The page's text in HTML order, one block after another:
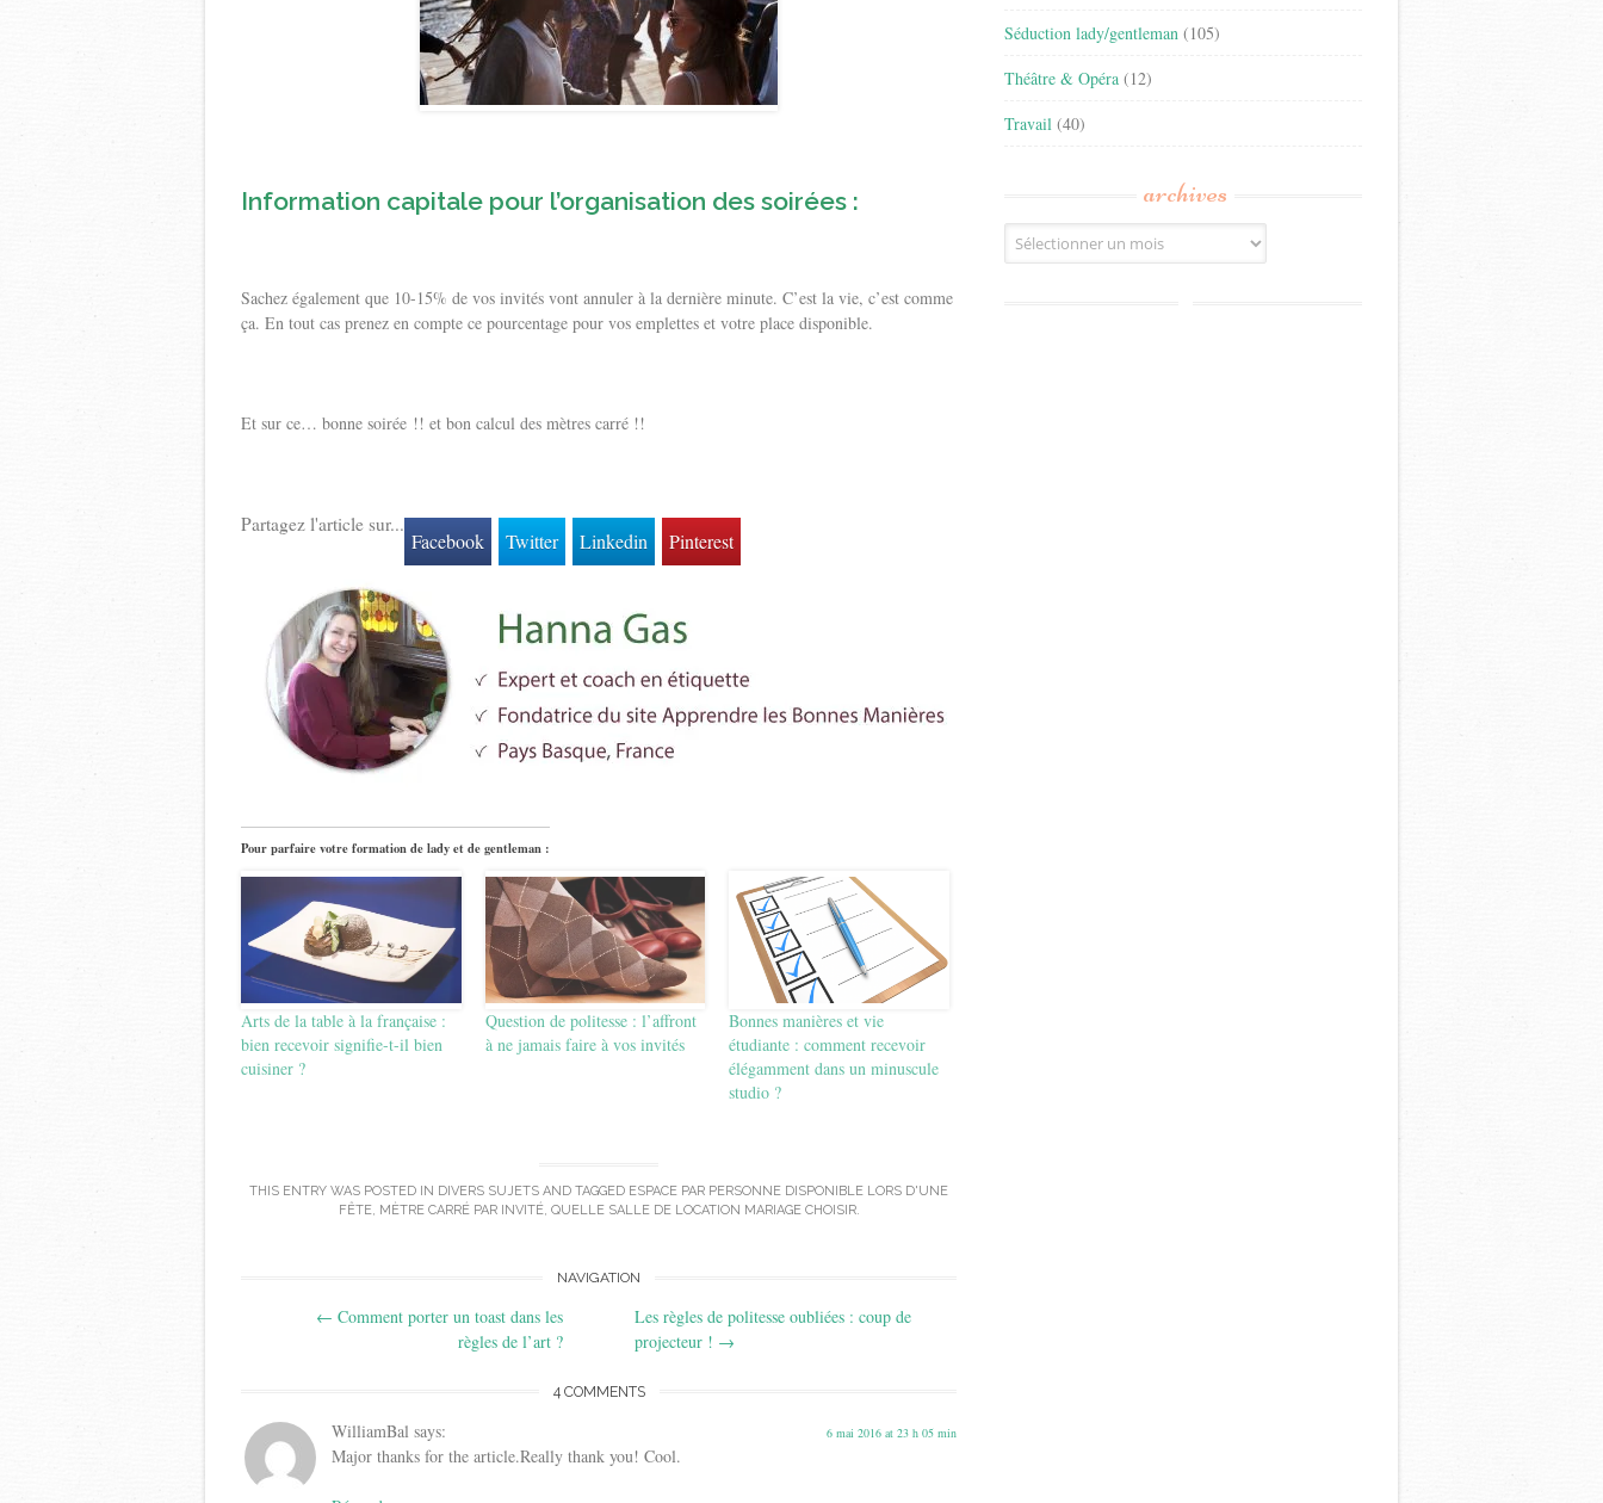
Information capitale pour l’organisation des soirées :
Sachez également que 10-15% de vos invités vont annuler à la dernière minute. C’est la vie, c’est comme
ça. En tout cas prenez en compte ce pourcentage pour vos emplettes et votre place disponible.
Et sur ce… bonne soirée !! et bon calcul des mètres carré !!
Partagez l'article sur...
Facebook Twitter Linkedin Pinterest
Pour parfaire votre formation de lady et de gentleman :
Arts de la table à la française :
bien recevoir signifie-t-il bien
cuisiner ?
Question de politesse : l’affront
à ne jamais faire à vos invités
Bonnes manières et vie
étudiante : comment recevoir
élégamment dans un minuscule
studio ?
THIS ENTRY WAS POSTED IN DIVERS SUJETS AND TAGGED ESPACE PAR PERSONNE DISPONIBLE LORS D'UNE
FÊTE, MÈTRE CARRÉ PAR INVITÉ, QUELLE SALLE DE LOCATION MARIAGE CHOISIR.
NAVIGATION
← Comment porter un toast dans les
règles de l’art ?
Les règles de politesse oubliées : coup de
projecteur ! →
4 COMMENTS
WilliamBal says: 6 mai 2016 at 23 h 05 min
Major thanks for the article.Really thank you! Cool.
Séduction lady/gentleman (105)
Théâtre & Opéra (12)
Travail (40)
archives
Archives